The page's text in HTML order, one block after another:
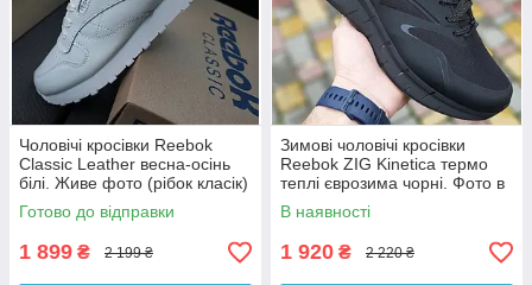
Чоловічі кросівки Reebok
Classic Leather весна-осінь
білі. Живе фото (рібок класік)
Готово до відправки
1 899 ₴ 2 199 ₴
Зимові чоловічі кросівки
Reebok ZIG Kinetica термо
теплі єврозима чорні. Фото в
живу. Чоловічі черевики
В наявності
1 920 ₴ 2 220 ₴